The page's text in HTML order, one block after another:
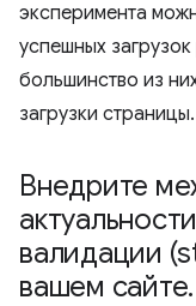
эксперимента
успешных
большинство из
загрузки страницы.
Внедрите
валидации
вашем сайте.